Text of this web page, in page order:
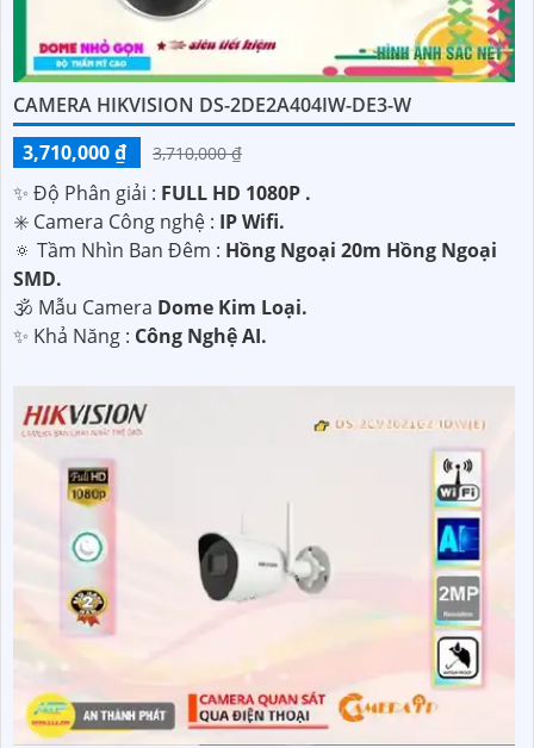
CAMERA HIKVISION DS-2DE2A404IW-DE3-W
3,710,000 ₫
3,710,000 ₫
✨ Độ Phân giải : FULL HD 1080P .
✳️ Camera Công nghệ : IP Wifi.
🔅 Tầm Nhìn Ban Đêm : Hồng Ngoại 20m Hồng Ngoại
SMD.
🕉️ Mẫu Camera Dome Kim Loại.
️✨ Khả Năng : Công Nghệ AI.